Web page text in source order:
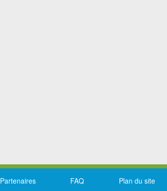
Partenaires FAQ Plan du site